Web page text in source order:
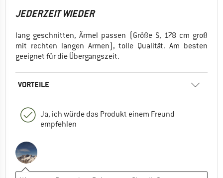
JEDERZEIT WIEDER
lang geschnitten, Ärmel passen (Größe S, 178 cm groß
mit rechten langen Armen), tolle Qualität. Am besten
geeignet für die Übergangszeit.
VORTEILE
Ja, ich würde das Produkt einem Freund
empfehlen